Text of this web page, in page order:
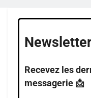
Recevez les
messagerie 📩